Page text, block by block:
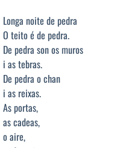
Longa noite de pedra
O teito é de pedra.
De pedra son os muros
i as tebras.
De pedra o chan
i as reixas.
As portas,
as cadeas,
o aire,